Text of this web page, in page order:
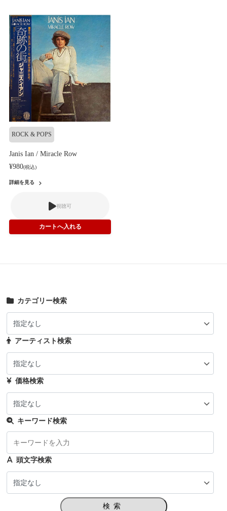
ROCK & POPS
Janis Ian / Miracle Row
¥980(税込)
詳細を見る
視聴可
カテゴリー検索
アーティスト検索
価格検索
キーワード検索
頭文字検索
検索